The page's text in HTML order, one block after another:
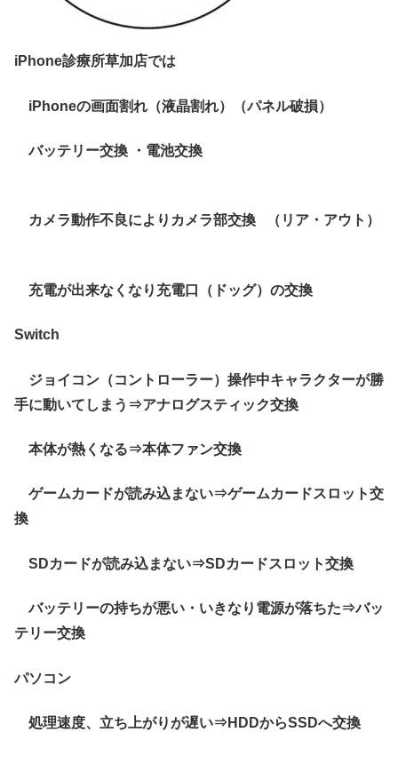
iPhone診療所草加店では
iPhoneの画面割れ（液晶割れ）（パネル破損）
バッテリー交換 ・電池交換
カメラ動作不良によりカメラ部交換 （リア・アウト）
充電が出来なくなり充電口（ドッグ）の交換
Switch
ジョイコン（コントローラー）操作中キャラクターが勝
手に動いてしまう⇒アナログスティック交換
本体が熱くなる⇒本体ファン交換
ゲームカードが読み込まない⇒ゲームカードスロット交
換
SDカードが読み込まない⇒SDカードスロット交換
バッテリーの持ちが悪い・いきなり電源が落ちた⇒バッ
テリー交換
パソコン
処理速度、立ち上がりが遅い⇒HDDからSSDへ交換